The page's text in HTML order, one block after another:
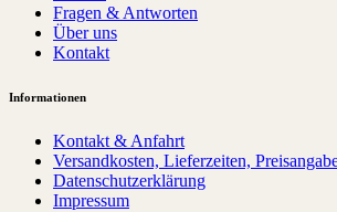
Fragen & Antworten
Über uns
Kontakt
Informationen
Kontakt & Anfahrt
Versandkosten, Lieferzeiten,
Datenschutzerklärung
Impressum